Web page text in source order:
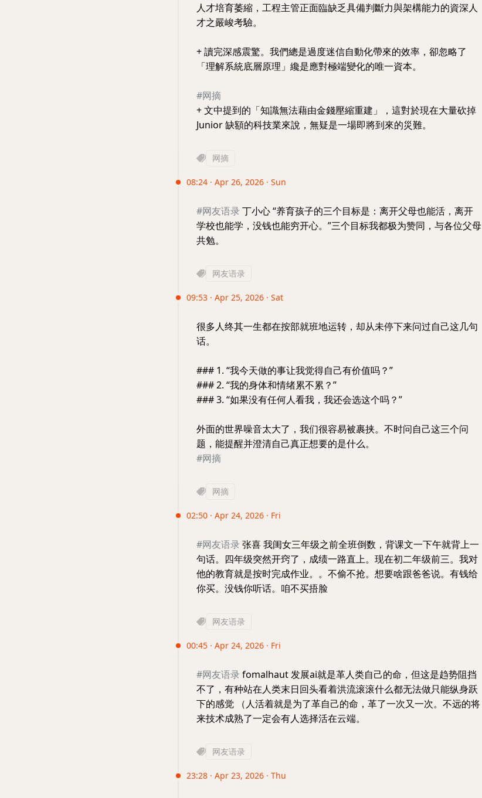
人才培育萎縮，工程主管正面臨缺乏具備判斷力與架構能力的資深人
才之嚴峻考驗。
+ 讀完深感震驚。我們總是過度迷信自動化帶來的效率，卻忽略了
「理解系統底層原理」纔是應對極端變化的唯一資本。
#网摘
+ 文中提到的「知識無法藉由金錢壓縮重建」，這對於現在大量砍掉
Junior 缺額的科技業來說，無疑是一場即將到來的災難。
网摘
08:24 · Apr 26, 2026 · Sun
#网友语录 丁小心 “养育孩子的三个目标是：离开父母也能活，离开
学校也能学，没钱也能穷开心。”三个目标我都极为赞同，与各位父母
共勉。
网友语录
09:53 · Apr 25, 2026 · Sat
很多人终其一生都在按部就班地运转，却从未停下来问过自己这几句
话。
### 1. “我今天做的事让我觉得自己有价值吗？”
### 2. “我的身体和情绪累不累？”
### 3. “如果没有任何人看我，我还会选这个吗？”
外面的世界噪音太大了，我们很容易被裹挟。不时问自己这三个问
题，能提醒并澄清自己真正想要的是什么。
#网摘
网摘
02:50 · Apr 24, 2026 · Fri
#网友语录 张喜 我闺女三年级之前全班倒数，背课文一下午就背上一
句话。四年级突然开窍了，成绩一路直上。现在初二年级前三。我对
他的教育就是按时完成作业。。不偷不抢。想要啥跟爸爸说。有钱给
你买。没钱你听话。咱不买捂脸
网友语录
00:45 · Apr 24, 2026 · Fri
#网友语录 fomalhaut 发展ai就是革人类自己的命，但这是趋势阻挡
不了，有种站在人类末日回头看着洪流滚滚什么都无法做只能纵身跃
下的感觉 （人活着就是为了革自己的命，革了一次又一次。不远的将
来技术成熟了一定会有人选择活在云端。
网友语录
23:28 · Apr 23, 2026 · Thu